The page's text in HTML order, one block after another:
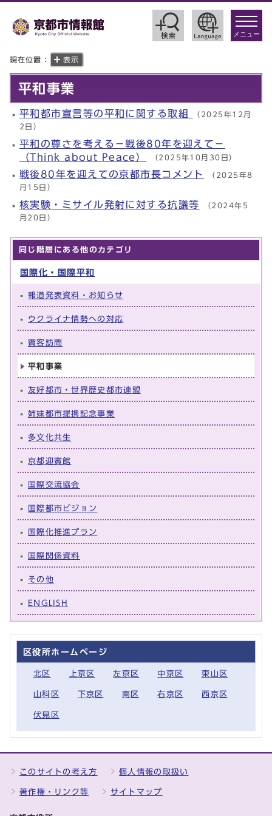
toggle
メニュー
現在位置： 表示
平和事業
平和都市宣言等の平和に関する取組 （2025年12月
2日）
平和の尊さを考える－戦後80年を迎えて－
（Think about Peace） （2025年10月30日）
戦後80年を迎えての京都市長コメント （2025年8
月15日）
核実験・ミサイル発射に対する抗議等 （2024年5
月20日）
同じ階層にある他のカテゴリ
国際化・国際平和
報道発表資料・お知らせ
ウクライナ情勢への対応
賓客訪問
平和事業
友好都市・世界歴史都市連盟
姉妹都市提携記念事業
多文化共生
京都迎賓館
国際交流協会
国際都市ビジョン
国際化推進プラン
国際関係資料
その他
ENGLISH
区役所ホームページ
北区 上京区 左京区 中京区 東山区
山科区 下京区 南区 右京区 西京区
伏見区
このサイトの考え方 個人情報の取扱い
著作権・リンク等 サイトマップ